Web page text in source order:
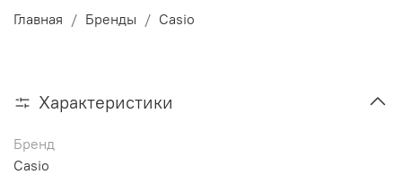
Главная Бренды Casio
Характеристики
Бренд
Casio